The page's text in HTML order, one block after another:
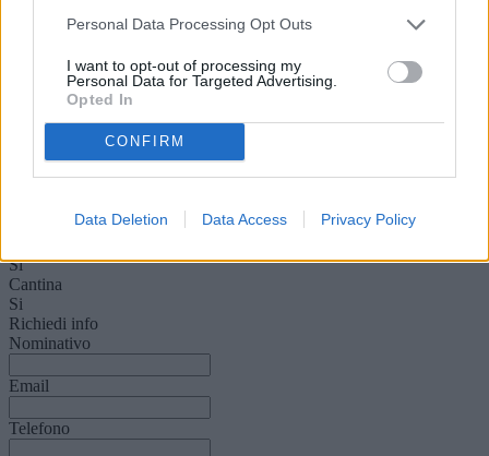
Personal Data Processing Opt Outs
I want to opt-out of processing my
Personal Data for Targeted Advertising.
Opted In
CONFIRM
Data Deletion Data Access Privacy Policy
Balconi
Condizioni
Autonomo
Si
Cantina
Si
Richiedi info
Nominativo
Email
Telefono